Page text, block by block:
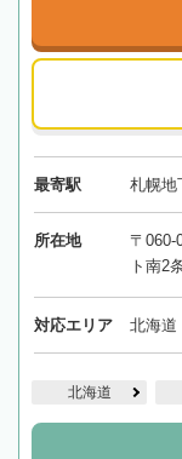
最寄駅 札幌地
所在地
〒060-
ト南2
対応エリア 北海道
北海道